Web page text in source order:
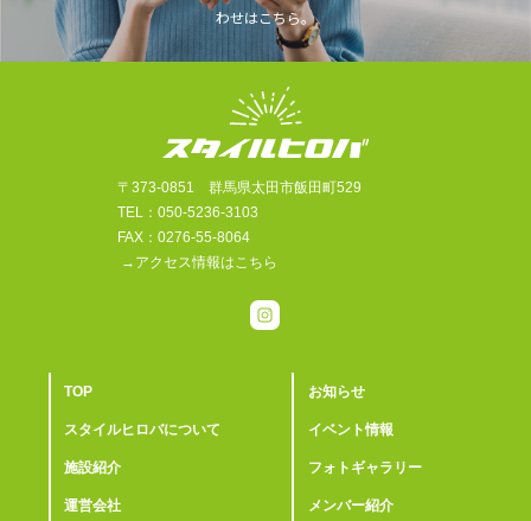
わせはこちら。
〒373-0851 群馬県太田市飯田町529
TEL：050-5236-3103
FAX：0276-55-8064
→アクセス情報はこちら
TOP お知らせ
スタイルヒロバについて イベント情報
施設紹介 フォトギャラリー
運営会社 メンバー紹介